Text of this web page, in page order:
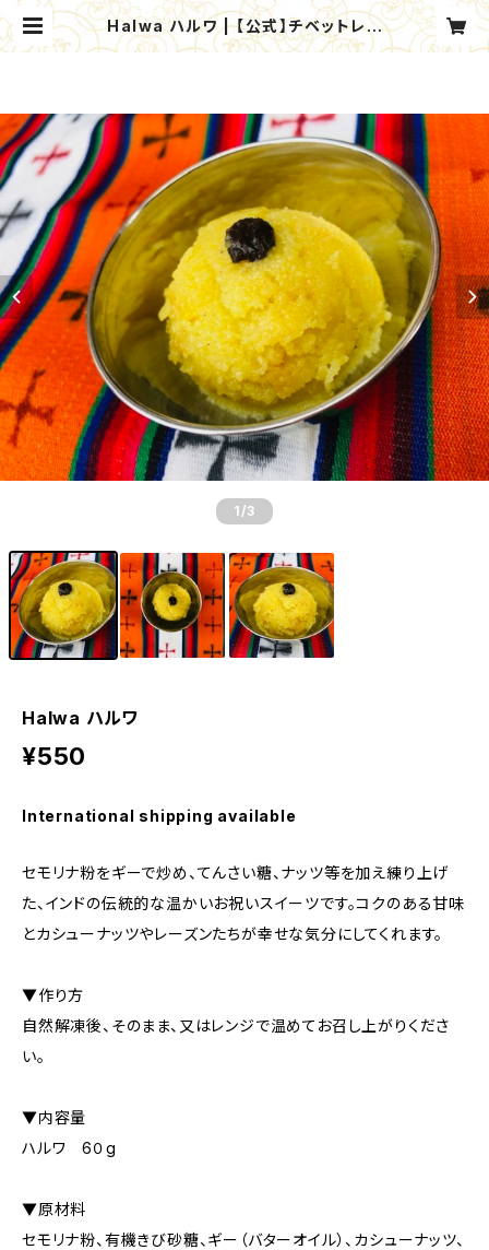
Halwa ハルワ | 【公式】チベットレス
トラン タシデレ オンラインショップ
1 /3
Halwa ハルワ
¥550
International shipping available
セモリナ粉をギーで炒め、てんさい糖、ナッツ等を加え練り上げ
た、インドの伝統的な温かいお祝いスイーツです。コクのある甘味
とカシューナッツやレーズンたちが幸せな気分にしてくれます。
▼作り方
自然解凍後、そのまま、又はレンジで温めてお召し上がりくださ
い。
▼内容量
ハルワ 6０g
▼原材料
セモリナ粉、有機きび砂糖、ギー（バターオイル）、カシューナッツ、